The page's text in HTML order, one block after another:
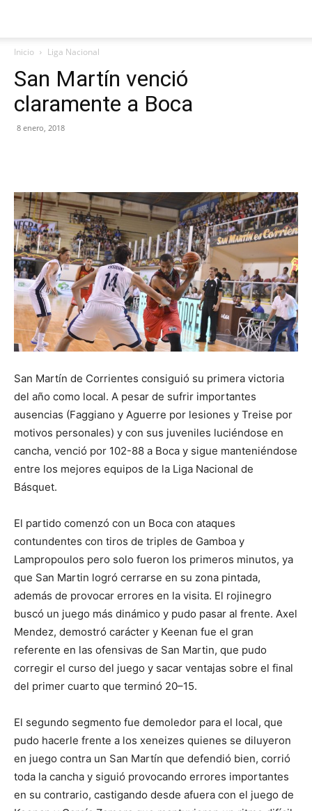
Inicio Liga Nacional
San Martín venció
claramente a Boca
8 enero, 2018
San Martín de Corrientes consiguió su primera victoria
del año como local. A pesar de sufrir importantes
ausencias (Faggiano y Aguerre por lesiones y Treise por
motivos personales) y con sus juveniles luciéndose en
cancha, venció por 102-88 a Boca y sigue manteniéndose
entre los mejores equipos de la Liga Nacional de
Básquet.
El partido comenzó con un Boca con ataques
contundentes con tiros de triples de Gamboa y
Lampropoulos pero solo fueron los primeros minutos, ya
que San Martin logró cerrarse en su zona pintada,
además de provocar errores en la visita. El rojinegro
buscó un juego más dinámico y pudo pasar al frente. Axel
Mendez, demostró carácter y Keenan fue el gran
referente en las ofensivas de San Martin, que pudo
corregir el curso del juego y sacar ventajas sobre el final
del primer cuarto que terminó 20–15.
El segundo segmento fue demoledor para el local, que
pudo hacerle frente a los xeneizes quienes se diluyeron
en juego contra un San Martín que defendió bien, corrió
toda la cancha y siguió provocando errores importantes
en su contrario, castigando desde afuera con el juego de